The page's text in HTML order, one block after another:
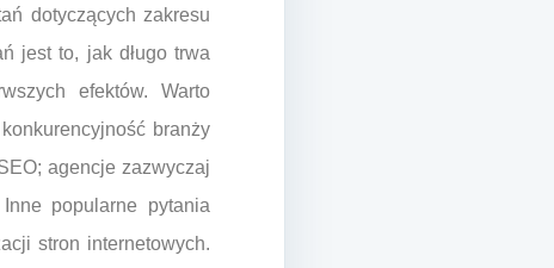
dotyczących zakresu
jest to, jak długo trwa
efektów. Warto
branży
agencje zazwyczaj
popularne pytania
stron internetowych.